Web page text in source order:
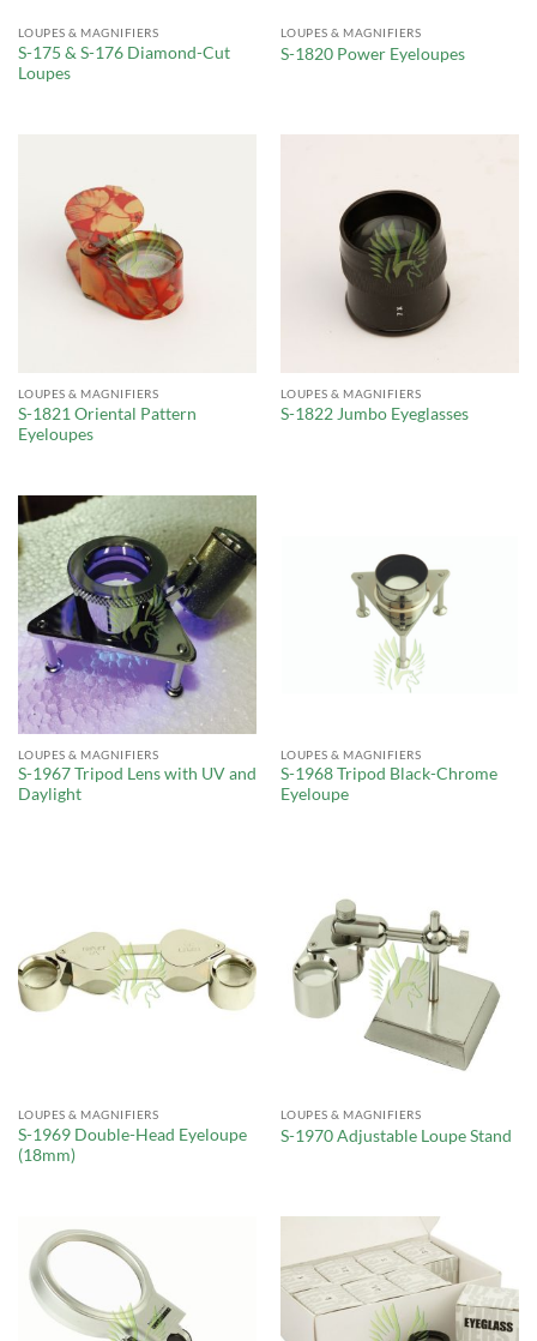
LOUPES & MAGNIFIERS
S-175 & S-176 Diamond-Cut
Loupes
LOUPES & MAGNIFIERS
S-1820 Power Eyeloupes
LOUPES & MAGNIFIERS
S-1821 Oriental Pattern
Eyeloupes
LOUPES & MAGNIFIERS
S-1822 Jumbo Eyeglasses
LOUPES & MAGNIFIERS
S-1967 Tripod Lens with UV and
Daylight
LOUPES & MAGNIFIERS
S-1968 Tripod Black-Chrome
Eyeloupe
LOUPES & MAGNIFIERS
S-1969 Double-Head Eyeloupe
(18mm)
LOUPES & MAGNIFIERS
S-1970 Adjustable Loupe Stand